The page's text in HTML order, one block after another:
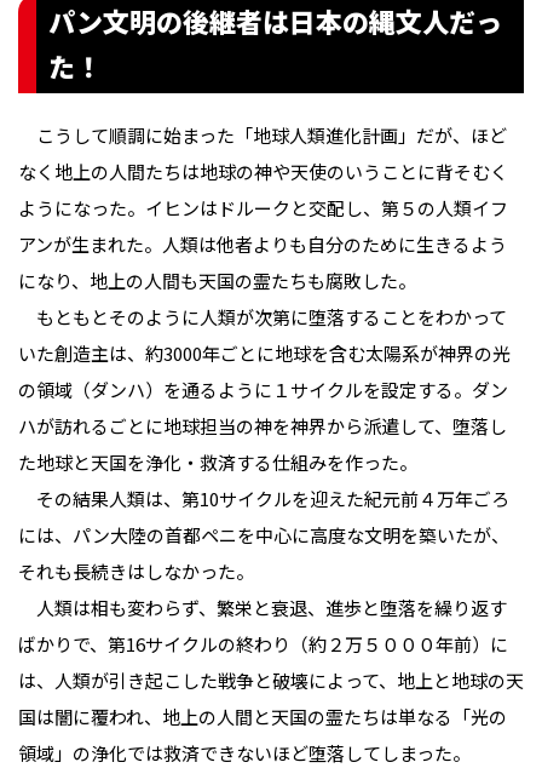
パン文明の後継者は日本の縄文人だっ
た！
こうして順調に始まった「地球人類進化計画」だが、ほど
なく地上の人間たちは地球の神や天使のいうことに背そむく
ようになった。イヒンはドルークと交配し、第５の人類イフ
アンが生まれた。人類は他者よりも自分のために生きるよう
になり、地上の人間も天国の霊たちも腐敗した。
もともとそのように人類が次第に堕落することをわかって
いた創造主は、約3000年ごとに地球を含む太陽系が神界の光
の領域（ダンハ）を通るように１サイクルを設定する。ダン
ハが訪れるごとに地球担当の神を神界から派遣して、堕落し
た地球と天国を浄化・救済する仕組みを作った。
その結果人類は、第10サイクルを迎えた紀元前４万年ごろ
には、パン大陸の首都ペニを中心に高度な文明を築いたが、
それも長続きはしなかった。
人類は相も変わらず、繁栄と衰退、進歩と堕落を繰り返す
ばかりで、第16サイクルの終わり（約２万５０００年前）に
は、人類が引き起こした戦争と破壊によって、地上と地球の天
国は闇に覆われ、地上の人間と天国の霊たちは単なる「光の
領域」の浄化では救済できないほど堕落してしまった。